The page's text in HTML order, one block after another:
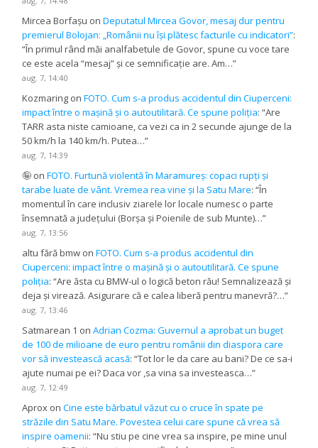
Mircea Borfașu onDeputatul Mircea Govor, mesaj dur pentru
premierul Bolojan: „Românii nu își plătesc facturile cu indicatori”:
“În primul rând măi analfabetule de Govor, spune cu voce tare
ce este acela “mesaj” și ce semnificație are. Am…”
aug. 7, 14:40
Kozmaring onFOTO. Cum s-a produs accidentul din Ciuperceni:
impact între o mașină și o autoutilitară. Ce spune poliția: “Are
TARR asta niste camioane, ca vezi ca in 2 secunde ajunge de la
50 km/h la 140 km/h. Putea…”
aug. 7, 14:39
🤪 onFOTO. Furtună violentă în Maramureș: copaci rupți și
tarabe luate de vânt. Vremea rea vine și la Satu Mare: “În
momentul în care inclusiv ziarele lor locale numesc o parte
însemnată a județului (Borșa și Poienile de sub Munte)…”
aug. 7, 13:56
altu fără bmw onFOTO. Cum s-a produs accidentul din
Ciuperceni: impact între o mașină și o autoutilitară. Ce spune
poliția: “Are ăsta cu BMW-ul o logică beton rău! Semnalizează și
deja și virează. Asigurare că e calea liberă pentru manevră?…”
aug. 7, 13:46
Satmarean 1 onAdrian Cozma: Guvernul a aprobat un buget
de 100 de milioane de euro pentru românii din diaspora care
vor să investească acasă: “Tot lor le da care au bani? De ce sa-i
ajute numai pe ei? Daca vor ,sa vina sa investeasca…”
aug. 7, 12:49
Aprox onCine este bărbatul văzut cu o cruce în spate pe
străzile din Satu Mare. Povestea celui care spune că vrea să
inspire oamenii: “Nu stiu pe cine vrea sa inspire, pe mine unul